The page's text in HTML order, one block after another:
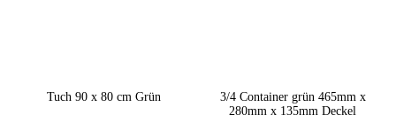
Tuch 90 x 80 cm Grün
3/4 Container grün 465mm x
280mm x 135mm Deckel